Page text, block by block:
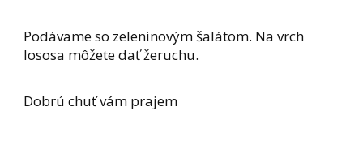
Podávame so zeleninovým šalátom. Na vrch
lososa môžete dať žeruchu.
Dobrú chuť vám prajem